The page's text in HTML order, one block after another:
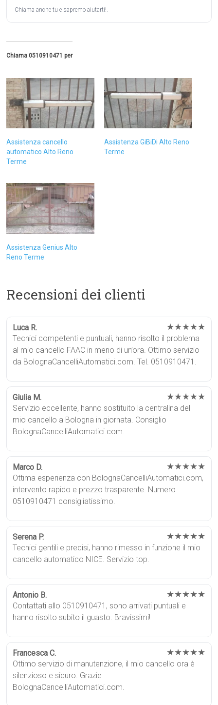
Chiama anche tu e sapremo aiutarti!.
Chiama 0510910471 per
Assistenza cancello
automatico Alto Reno
Terme
Assistenza GiBiDi Alto Reno
Terme
Assistenza Genius Alto
Reno Terme
Recensioni dei clienti
Luca R. ★★★★★
Tecnici competenti e puntuali, hanno risolto il problema
al mio cancello FAAC in meno di un’ora. Ottimo servizio
da BolognaCancelliAutomatici.com. Tel. 0510910471.
Giulia M. ★★★★★
Servizio eccellente, hanno sostituito la centralina del
mio cancello a Bologna in giornata. Consiglio
BolognaCancelliAutomatici.com.
Marco D. ★★★★★
Ottima esperienza con BolognaCancelliAutomatici.com,
intervento rapido e prezzo trasparente. Numero
0510910471 consigliatissimo.
Serena P. ★★★★★
Tecnici gentili e precisi, hanno rimesso in funzione il mio
cancello automatico NICE. Servizio top.
Antonio B. ★★★★★
Contattati allo 0510910471, sono arrivati puntuali e
hanno risolto subito il guasto. Bravissimi!
Francesca C. ★★★★★
Ottimo servizio di manutenzione, il mio cancello ora è
silenzioso e sicuro. Grazie
BolognaCancelliAutomatici.com.